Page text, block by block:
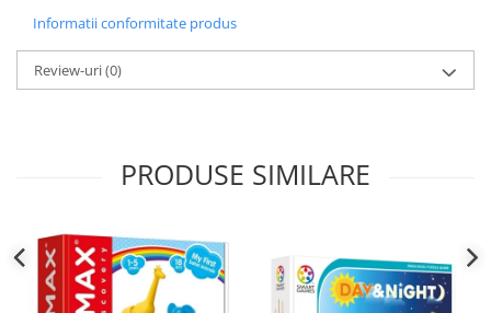
Informatii conformitate produs
Review-uri(0)
PRODUSE SIMILARE